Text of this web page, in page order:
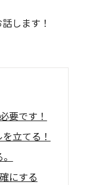
します！
要です！
立てる！
にする